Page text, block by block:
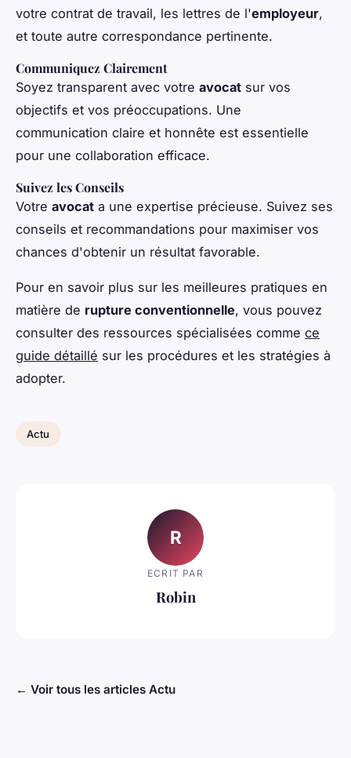
votre contrat de travail, les lettres de l'employeur,
et toute autre correspondance pertinente.
Communiquez Clairement
Soyez transparent avec votre avocat sur vos
objectifs et vos préoccupations. Une
communication claire et honnête est essentielle
pour une collaboration efficace.
Suivez les Conseils
Votre avocat a une expertise précieuse. Suivez ses
conseils et recommandations pour maximiser vos
chances d'obtenir un résultat favorable.
Pour en savoir plus sur les meilleures pratiques en
matière de rupture conventionnelle, vous pouvez
consulter des ressources spécialisées comme ce
guide détaillé sur les procédures et les stratégies à
adopter.
Actu
R
ECRIT PAR
Robin
← Voir tous les articles Actu